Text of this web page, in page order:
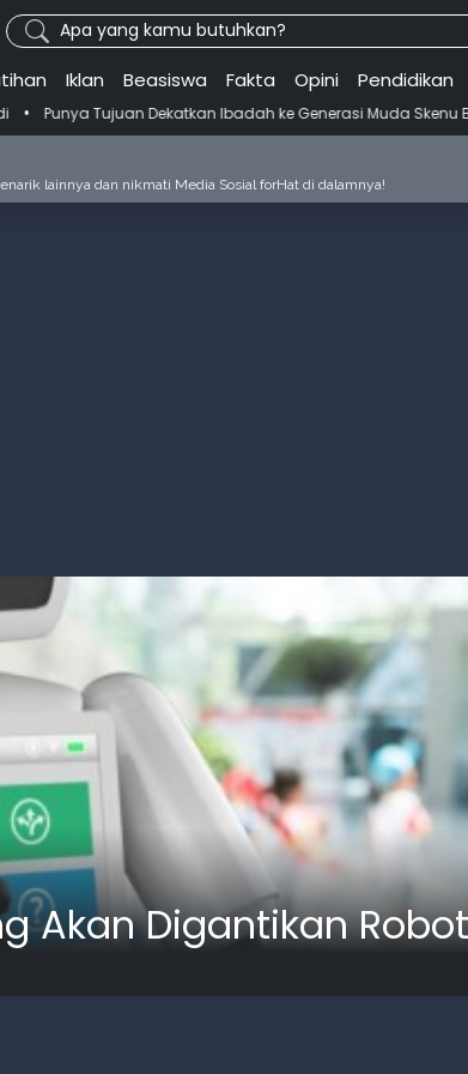
Apa yang kamu butuhkan?
Iklan Beasiswa Fakta Opini Pendidikan
Ibadah ke Generasi Muda Skenu Bikin Panduan
lainnya dan nikmati Media Sosial forHat di dalamnya!
Akan Digantikan Robot